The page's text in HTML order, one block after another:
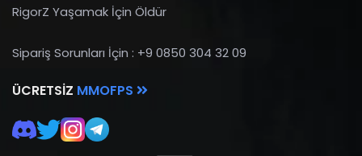
RigorZ Yaşamak İçin Öldür
Sipariş Sorunları İçin : +9 0850 304 32 09
ÜCRETSIZ MMOFPS